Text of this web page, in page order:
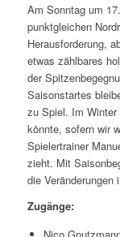
Am Sonntag um
punktgleichen
Herausforderung,
etwas zählbares
der
Saisonstartes
zu Spiel. Im Winter
könnte, sofern wir
Spielertrainer
zieht. Mit
die Veränderungen
Zugänge: